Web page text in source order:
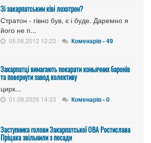
Зі закарпатським ківі лохотрон?
Стратон - гівно був, є і буде. Даремно я
його не п...
05.06.2012 12:23 Коменарів - 49
Закарпатці вимагають покарати коньячних баронів
та повернути завод колективу
цирк...
01.08.2026 14:33 Коменарів - 0
Заступника голови Закарпатської ОВА Ростислава
Пріцака звільнили з посади